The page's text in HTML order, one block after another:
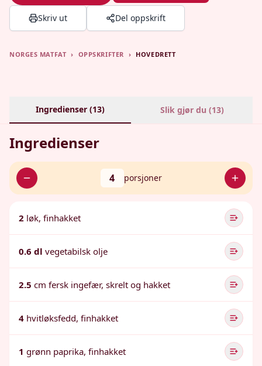
Skriv ut Del oppskrift
NORGES MATFAT › OPPSKRIFTER › HOVEDRETT
Ingredienser (13) Slik gjør du (13)
Ingredienser
4 porsjoner
2 løk, finhakket
0.6 dl vegetabilsk olje
2.5 cm fersk ingefær, skrelt og hakket
4 hvitløksfedd, finhakket
1 grønn paprika, finhakket